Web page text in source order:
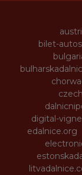
bilet-
digital-
edalnice.org